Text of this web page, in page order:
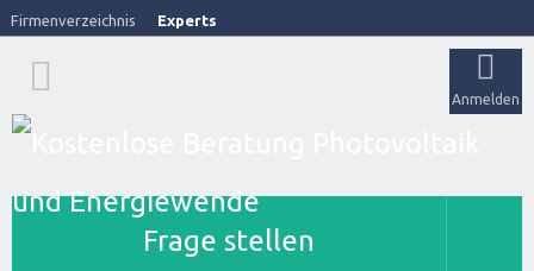
Firmenverzeichnis Experts
Anmelden
Frage stellen